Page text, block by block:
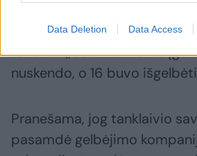
Data Deletion Data Access
vakarus nuo Filipinų sostinės,
taifūnas „Gaemi“. Vienas
nuskendo, o 16 buvo
Pranešama, jog tanklaivio
pasamdė gelbėjimo